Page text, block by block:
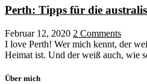
Perth: Tipps für die
Februar 12, 2020 2 Comments
I love Perth! Wer mich kennt, der
Heimat ist. Und der weiß auch, wie
Über mich